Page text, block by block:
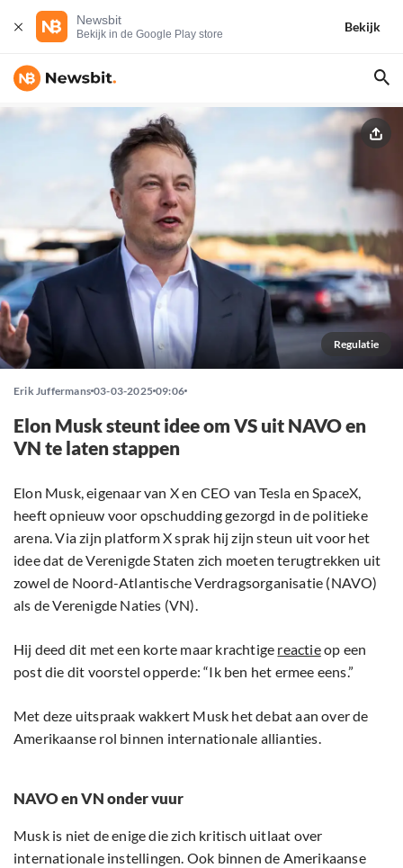
Newsbit
Bekijk in de Google Play store
Bekijk
Regulatie
Erik Juffermans 03-03-2025 09:06
Elon Musk steunt idee om VS uit NAVO en
VN te laten stappen
Elon Musk, eigenaar van X en CEO van Tesla en SpaceX,
heeft opnieuw voor opschudding gezorgd in de politieke
arena. Via zijn platform X sprak hij zijn steun uit voor het
idee dat de Verenigde Staten zich moeten terugtrekken uit
zowel de Noord-Atlantische Verdragsorganisatie (NAVO)
als de Verenigde Naties (VN).
Hij deed dit met een korte maar krachtige reactieop een
post die dit voorstel opperde: “Ik ben het ermee eens.”
Met deze uitspraak wakkert Musk het debat aan over de
Amerikaanse rol binnen internationale allianties.
NAVO en VN onder vuur
Musk is niet de enige die zich kritisch uitlaat over
internationale instellingen. Ook binnen de Amerikaanse